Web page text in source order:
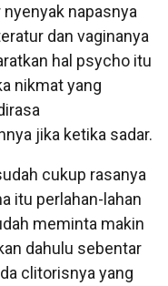
napasnya
dan vaginanya
hal psycho itu
nikmat yang
jika ketika sadar.
cukup rasanya
itu perlahan-lahan
meminta makin
dahulu sebentar
clitorisnya yang